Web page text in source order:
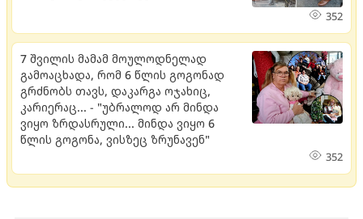
352
7 შვილის მამამ მოულოდნელად
გამოაცხადა, რომ 6 წლის გოგონად
გრძნობს თავს, დაკარგა ოჯახიც,
კარიერაც... - "უბრალოდ არ მინდა
ვიყო ზრდასრული... მინდა ვიყო 6
წლის გოგონა, ვისზეც ზრუნავენ"
352